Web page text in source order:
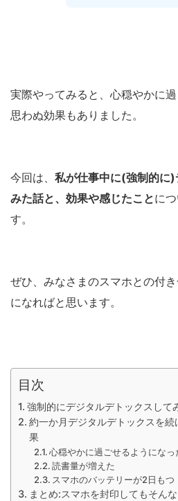
実際やってみると、心穏やかに過
思わぬ効果もありました。
今回は、 私が仕事中に(強制的に
みた話と、効果や感じたことに
す。
ぜひ、みなさまのスマホとの付
になればと思います。
目次
強制的にデジタルデトックスして
約一か月デジタルデトックスを続
果
心穏やかに過ごせるようになっ
読書量が増えた
スマホのバッテリーが2日もつ
まとめ:スマホを封印してもそん